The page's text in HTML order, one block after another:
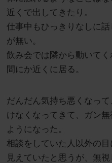
近くで出してきたり。
仕事中もひっきりなしに
が無い。
飲み会では隣から動いて
間にか近くに居る。
だんだん気持ち悪くなっ
けなくなってきて、ガン
ようになった。
相談をしていた人以外の
見えていたと思うが、無